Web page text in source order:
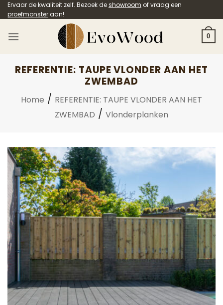
Ga
naar
inhoud
Ervaar de kwaliteit zelf. Bezoek deshowroom of vraag een
proefmonster aan!
0
REFERENTIE: TAUPE VLONDER AAN HET
ZWEMBAD
Home / REFERENTIE: TAUPE VLONDER AAN HET
ZWEMBAD / Vlonderplanken